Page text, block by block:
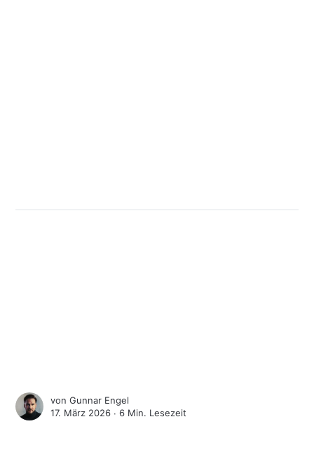
vonGunnar Engel
17. März 2026 ∙6 Min. Lesezeit